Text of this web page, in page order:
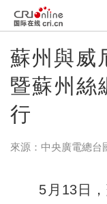
蘇州與威
暨蘇州絲
行
來源：中央廣電總台
5月13日，